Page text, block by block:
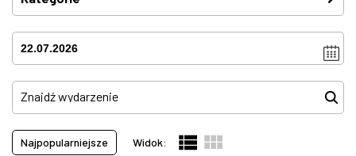
ROZRYWKA
W KINACH
GASTRONOMIA
Festiwal
(4)
(4)
Koncerty
(81)
Pokazy filmowe
Najpopularniejsze Widok: